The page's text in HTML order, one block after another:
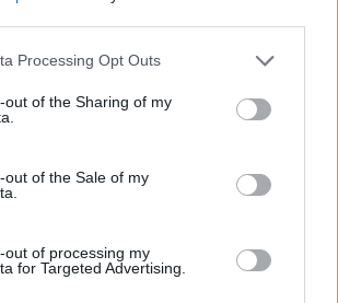
website/app uses one or more Google
visit or usage behaviour. You may click to
to Google and its third-party tags to
below specified purposes in below Google
Processing Opt Outs
out of the Sharing of my
out of the Sale of my
out of processing my
for Targeted Advertising.
ÉVE NEM VOLT ILYEN ALACSONY AZ
1,2 százalékkal emelkedtek éves
árak, miközben az élelmiszerek ára